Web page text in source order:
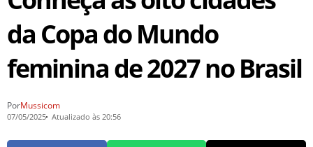
da Copa do Mundo
feminina de 2027 no Brasil
PorMussicom
07/05/2025 Atualizado às 20:56